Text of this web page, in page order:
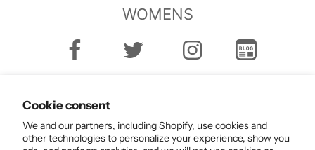
Cookie consent
We and our partners, including Shopify, use cookies and
other technologies to personalize your experience, show you
WOMENS